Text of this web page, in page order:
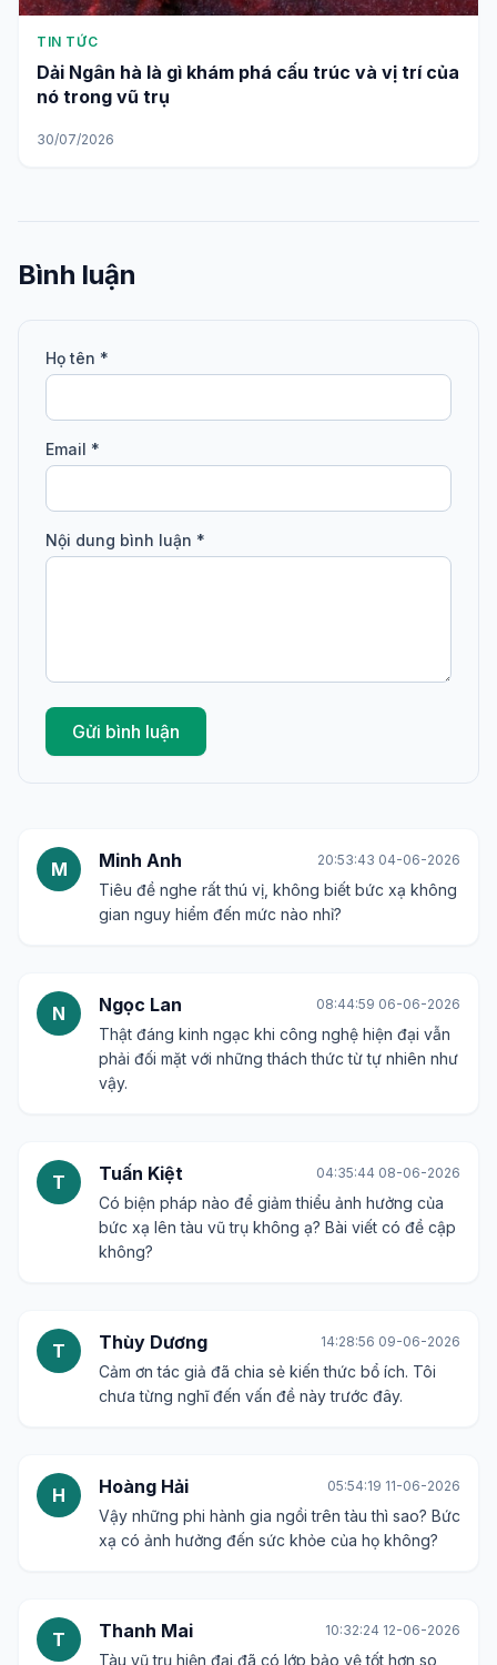
TIN TỨC
Dải Ngân hà là gì khám phá cấu trúc và vị trí của
nó trong vũ trụ
30/07/2026
Bình luận
Họ tên *
Email *
Nội dung bình luận *
Gửi bình luận
M Minh Anh 20:53:43 04-06-2026
Tiêu đề nghe rất thú vị, không biết bức xạ không
gian nguy hiểm đến mức nào nhỉ?
N Ngọc Lan 08:44:59 06-06-2026
Thật đáng kinh ngạc khi công nghệ hiện đại vẫn
phải đối mặt với những thách thức từ tự nhiên như
vậy.
T Tuấn Kiệt 04:35:44 08-06-2026
Có biện pháp nào để giảm thiểu ảnh hưởng của
bức xạ lên tàu vũ trụ không ạ? Bài viết có đề cập
không?
T Thùy Dương 14:28:56 09-06-2026
Cảm ơn tác giả đã chia sẻ kiến thức bổ ích. Tôi
chưa từng nghĩ đến vấn đề này trước đây.
H Hoàng Hải 05:54:19 11-06-2026
Vậy những phi hành gia ngồi trên tàu thì sao? Bức
xạ có ảnh hưởng đến sức khỏe của họ không?
T Thanh Mai 10:32:24 12-06-2026
Tàu vũ trụ hiện đại đã có lớp bảo vệ tốt hơn so